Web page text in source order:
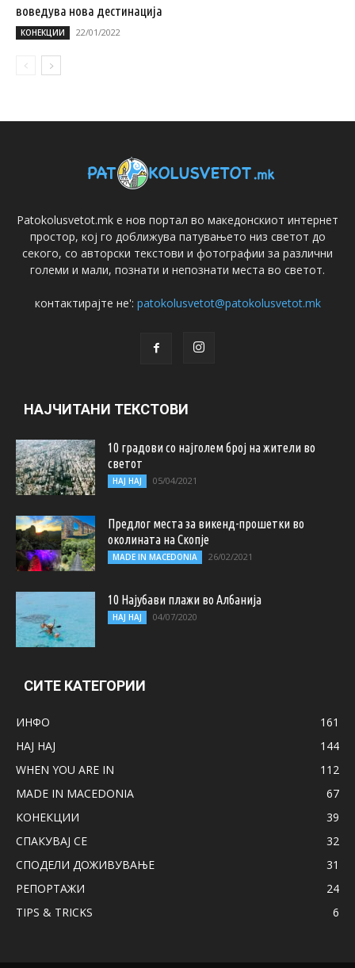
воведува нова дестинација
КОНЕКЦИИ 22/01/2022
Patokolusvetot.mk е нов портал во македонскиот интернет
простор, кој го доближува патувањето низ светот до
секого, со авторски текстови и фотографии за различни
големи и мали, познати и непознати места во светот.
контактирајте не': patokolusvetot@patokolusvetot.mk
НАЈЧИТАНИ ТЕКСТОВИ
10 градови со најголем број на жители во
светот
НАЈ НАЈ 05/04/2021
Предлог места за викенд-прошетки во
околината на Скопје
MADE IN MACEDONIA 26/02/2021
10 Најубави плажи во Албанија
НАЈ НАЈ 04/07/2020
СИТЕ КАТЕГОРИИ
ИНФО
161
НАЈ НАЈ
144
WHEN YOU ARE IN
112
MADE IN MACEDONIA
67
КОНЕКЦИИ
39
СПАКУВАЈ СЕ
32
СПОДЕЛИ ДОЖИВУВАЊЕ
31
РЕПОРТАЖИ
24
TIPS & TRICKS
6